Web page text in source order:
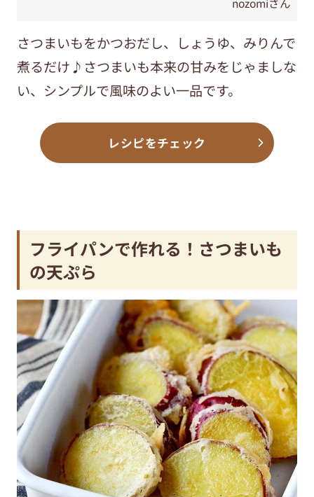
nozomiさん
さつまいもをかつおだし、しょうゆ、みりんで
煮るだけ♪さつまいも本来の甘みをじゃましな
い、シンプルで風味のよい一品です。
レシピをチェック
フライパンで作れる！さつまいも
の天ぷら